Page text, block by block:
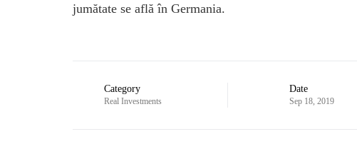
jumătate se află în Germania.
Category
Real Investments
Date
Sep 18, 2019